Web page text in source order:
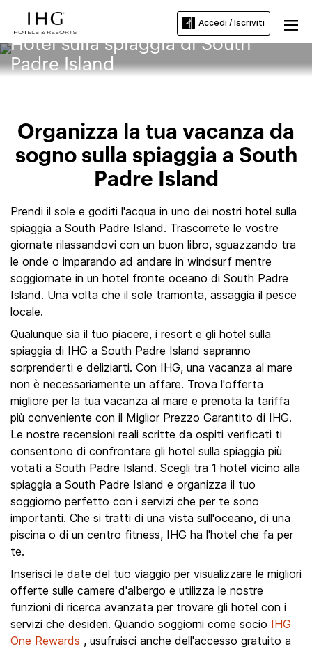
Accedi / Iscriviti
Hotel sulla spiaggia di South
Padre Island
Organizza la tua vacanza da
sogno sulla spiaggia a South
Padre Island
Prendi il sole e goditi l'acqua in uno dei nostri hotel sulla
spiaggia a South Padre Island. Trascorrete le vostre
giornate rilassandovi con un buon libro, sguazzando tra
le onde o imparando ad andare in windsurf mentre
soggiornate in un hotel fronte oceano di South Padre
Island. Una volta che il sole tramonta, assaggia il pesce
locale.
Qualunque sia il tuo piacere, i resort e gli hotel sulla
spiaggia di IHG a South Padre Island sapranno
sorprenderti e deliziarti. Con IHG, una vacanza al mare
non è necessariamente un affare. Trova l'offerta
migliore per la tua vacanza al mare e prenota la tariffa
più conveniente con il Miglior Prezzo Garantito di IHG.
Le nostre recensioni reali scritte da ospiti verificati ti
consentono di confrontare gli hotel sulla spiaggia più
votati a South Padre Island. Scegli tra 1 hotel vicino alla
spiaggia a South Padre Island e organizza il tuo
soggiorno perfetto con i servizi che per te sono
importanti. Che si tratti di una vista sull'oceano, di una
piscina o di un centro fitness, IHG ha l'hotel che fa per
te.
Inserisci le date del tuo viaggio per visualizzare le migliori
offerte sulle camere d'albergo e utilizza le nostre
funzioni di ricerca avanzata per trovare gli hotel con i
servizi che desideri. Quando soggiorni come socio IHG
One Rewards , usufruisci anche dell'accesso gratuito a